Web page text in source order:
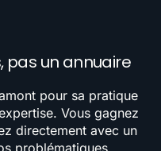
pas un annuaire
pour sa pratique
Vous gagnez
directement avec un